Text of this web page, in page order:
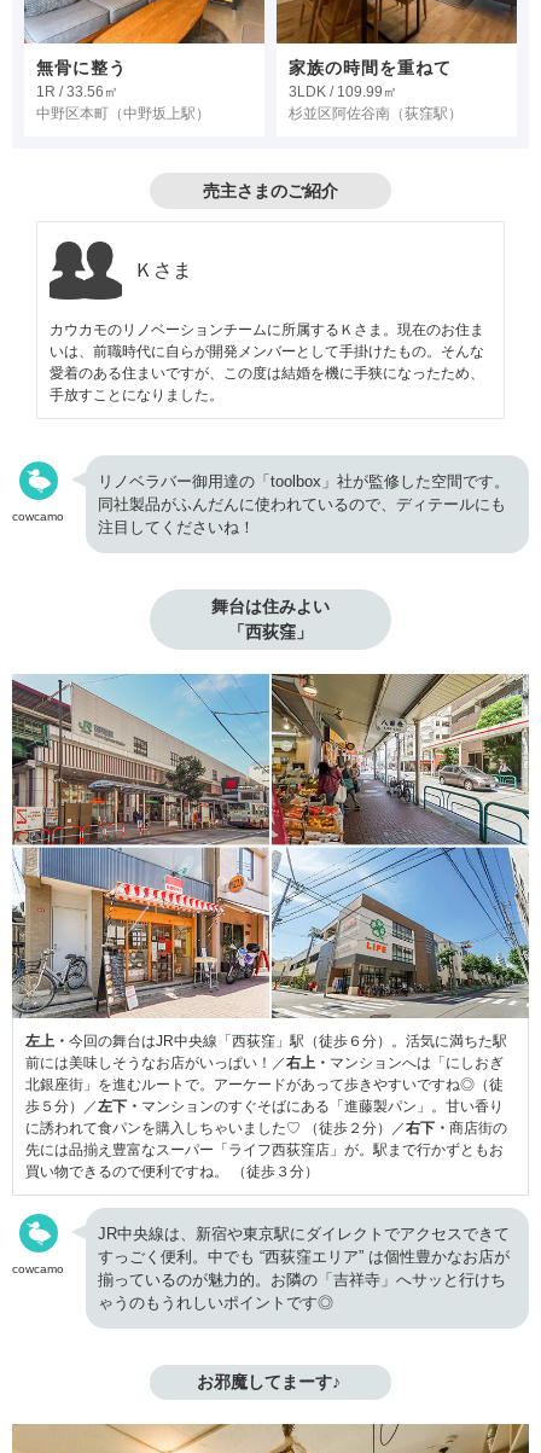
無骨に整う
1R / 33.56㎡
中野区本町 （中野坂上駅）
家族の時間を重ねて
3LDK / 109.99㎡
杉並区阿佐谷南 （荻窪駅）
売主さまのご紹介
Ｋさま
カウカモのリノベーションチームに所属するＫさま。現在のお住ま
いは、前職時代に自らが開発メンバーとして手掛けたもの。そんな
愛着のある住まいですが、この度は結婚を機に手狭になったため、
手放すことになりました。
cowcamo
リノベラバー御用達の「toolbox」社が監修した空間です。
同社製品がふんだんに使われているので、ディテールにも
注目してくださいね！
舞台は住みよい
「西荻窪」
左上・ 今回の舞台はJR中央線「西荻窪」駅（徒歩６分）。活気に満ちた駅
前には美味しそうなお店がいっぱい！／右上・ マンションへは「にしおぎ
北銀座街」を進むルートで。アーケードがあって歩きやすいですね◎（徒
歩５分）／左下・ マンションのすぐそばにある「進藤製パン」。甘い香り
に誘われて食パンを購入しちゃいました♡ （徒歩２分）／右下・ 商店街の
先には品揃え豊富なスーパー「ライフ西荻窪店」が。駅まで行かずともお
買い物できるので便利ですね。 （徒歩３分）
cowcamo
JR中央線は、新宿や東京駅にダイレクトでアクセスできて
すっごく便利。中でも “西荻窪エリア” は個性豊かなお店が
揃っているのが魅力的。お隣の「吉祥寺」へサッと行けち
ゃうのもうれしいポイントです◎
お邪魔してまーす♪